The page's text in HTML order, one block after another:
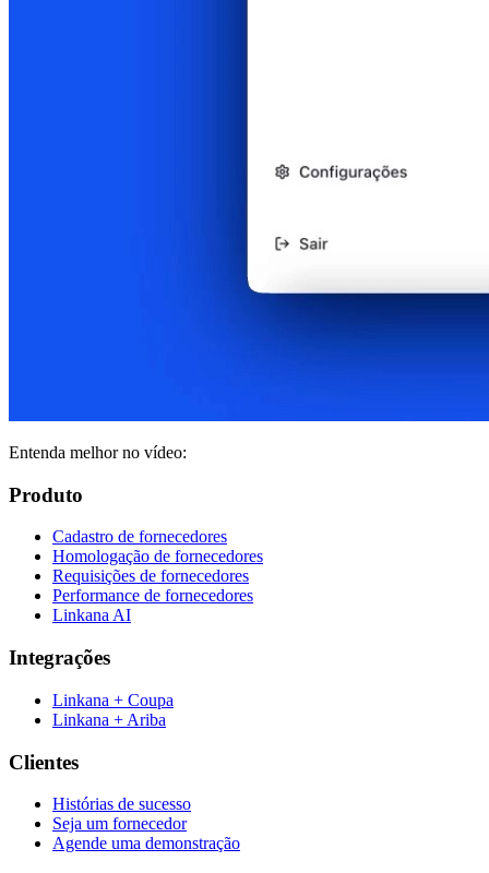
Entenda melhor no vídeo:
Produto
Cadastro de fornecedores
Homologação de fornecedores
Requisições de fornecedores
Performance de fornecedores
Linkana AI
Integrações
Linkana + Coupa
Linkana + Ariba
Clientes
Histórias de sucesso
Seja um fornecedor
Agende uma demonstração